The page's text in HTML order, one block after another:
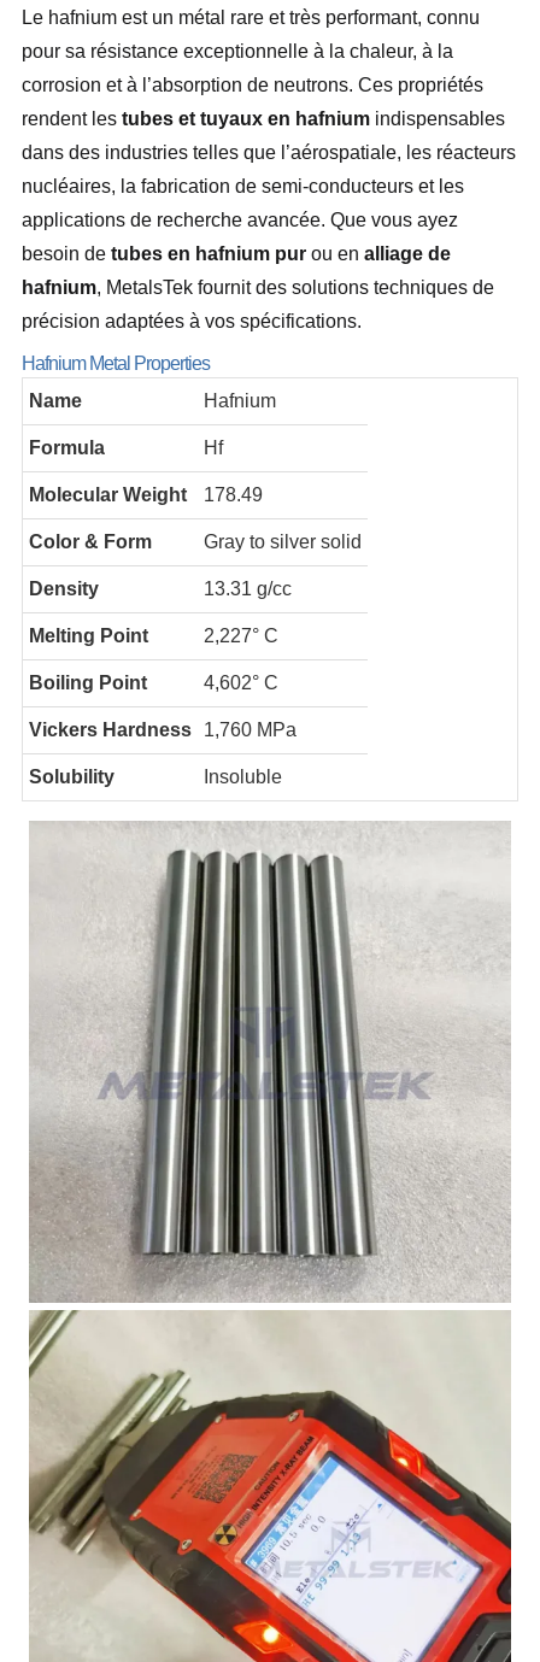
Le hafnium est un métal rare et très performant, connu
pour sa résistance exceptionnelle à la chaleur, à la
corrosion et à l’absorption de neutrons. Ces propriétés
rendent les tubes et tuyaux en hafnium indispensables
dans des industries telles que l’aérospatiale, les réacteurs
nucléaires, la fabrication de semi-conducteurs et les
applications de recherche avancée. Que vous ayez
besoin de tubes en hafnium pur ou en alliage de
hafnium, MetalsTek fournit des solutions techniques de
précision adaptées à vos spécifications.
Hafnium Metal Properties
Name
Hafnium
Formula Hf
Molecular Weight 178.49
Color & Form Gray to silver solid
Density 13.31 g/cc
Melting Point 2,227° C
Boiling Point 4,602° C
Vickers Hardness 1,760 MPa
Solubility Insoluble